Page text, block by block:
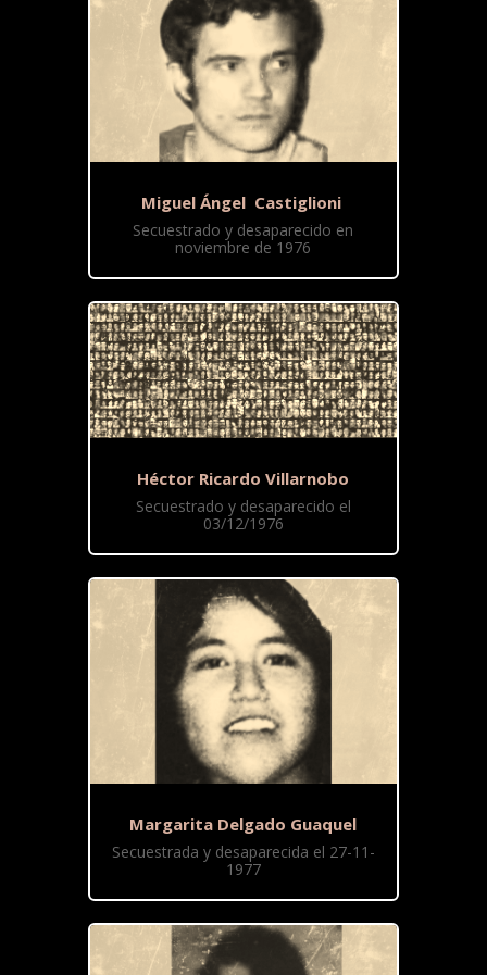
Miguel Ángel Castiglioni
Secuestrado y desaparecido en
noviembre de 1976
Héctor Ricardo Villarnobo
Secuestrado y desaparecido el
03/12/1976
Margarita Delgado Guaquel
Secuestrada y desaparecida el 27-11-
1977